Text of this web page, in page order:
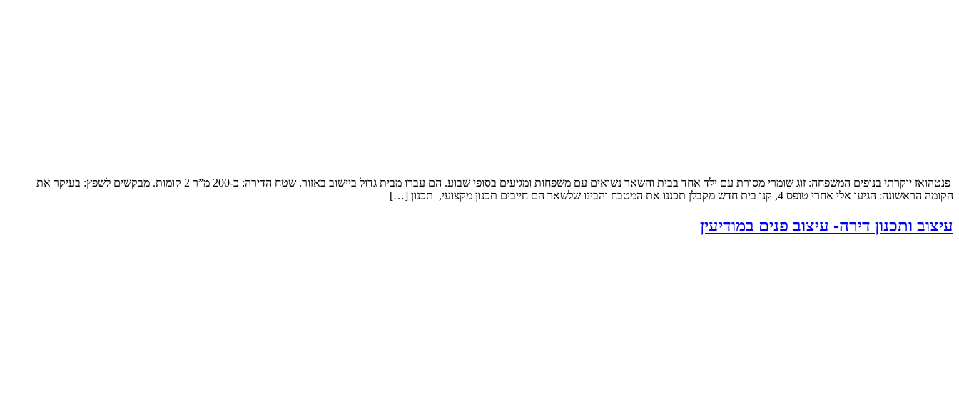
פנטהואז יוקרתי בנופים המשפחה: זוג שומרי מסורת עם ילד אחד בבית והשאר נשואים עם משפחות ומגיעים בסופי שבוע. הם עברו מבית גדול ביישוב באזור. שטח הדירה: כ-200 מ”ר 2 קומות. מבקשים לשפץ: בעיקר את
הקומה הראשונה: הגיעו אלי אחרי טופס 4, קנו בית חדש מקבלן תכננו את המטבח והבינו שלשאר הם חייבים תכנון מקצועי, תכנון […]
עיצוב ותכנון דירה- עיצוב פנים במודיעין